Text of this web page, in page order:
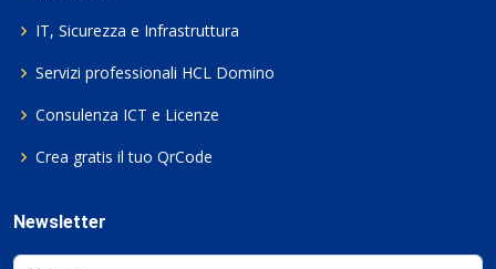
IT, Sicurezza e Infrastruttura
Servizi professionali HCL Domino
Consulenza ICT e Licenze
Crea gratis il tuo QrCode
Newsletter